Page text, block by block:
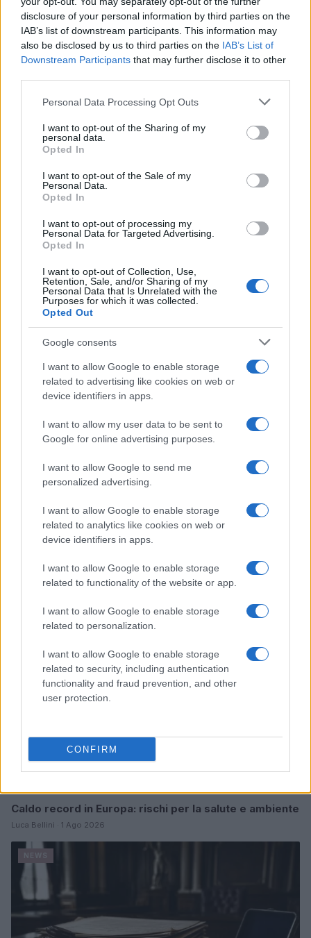
disclosure of your personal information by third parties on the
IAB’s list of downstream participants. This information may
also be disclosed by us to third parties on the IAB’s List of
Downstream Participants that may further disclose it to other
Please note that this website/app uses one or more Google
not limited to your visit or usage behaviour. You may click to
grant or deny consent to Google and its third-party tags to
use your data for below specified purposes in below Google
consent section.
Personal Data Processing Opt Outs
I want to opt-out of the Sharing of my
personal data.
Opted In
I want to opt-out of the Sale of my
Personal Data.
Opted In
I want to opt-out of processing my
Personal Data for Targeted Advertising.
Opted In
I want to opt-out of Collection, Use,
Retention, Sale, and/or Sharing of my
Personal Data that Is Unrelated with the
Purposes for which it was collected.
Opted Out
Google consents
I want to allow Google to enable storage
related to advertising like cookies on web or
device identifiers in apps.
I want to allow my user data to be sent to
Google for online advertising purposes.
I want to allow Google to send me
personalized advertising.
I want to allow Google to enable storage
related to analytics like cookies on web or
device identifiers in apps.
I want to allow Google to enable storage
related to functionality of the website or app.
I want to allow Google to enable storage
related to personalization.
I want to allow Google to enable storage
related to security, including authentication
functionality and fraud prevention, and other
user protection.
CONFIRM
Continua a leggere
NEWS
alla pace e alla solidarietà
Matteo Pellegrino · 6 Ago 2026
NEWS
Caldo record in Europa: rischi per la salute e ambiente
Luca Bellini · 1 Ago 2026